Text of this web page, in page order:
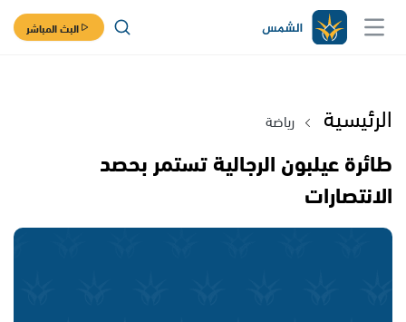
البث المباشر
الرئيسية رياضة
طائرة عيلبون الرجالية تستمر بحصد
الانتصارات